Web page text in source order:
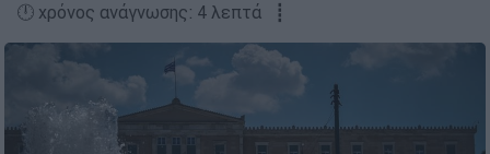
🕛 χρόνος ανάγνωσης: 4 λεπτά ┋